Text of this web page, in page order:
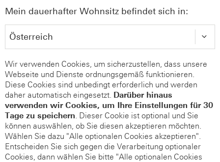
Mein dauerhafter Wohnsitz befindet sich in:
Wir verwenden Cookies, um sicherzustellen, dass unsere
Webseite und Dienste ordnungsgemäß funktionieren.
Diese Cookies sind unbedingt erforderlich und werden
daher automatisch eingesetzt. Darüber hinaus
verwenden wir Cookies, um Ihre Einstellungen für 30
Tage zu speichern. Dieser Cookie ist optional und Sie
können auswählen, ob Sie diesen akzeptieren möchten.
Wählen Sie dazu "Alle optionalen Cookies akzeptieren".
Entscheiden Sie sich gegen die Verarbeitung optionaler
Cookies, dann wählen Sie bitte "Alle optionalen Cookies